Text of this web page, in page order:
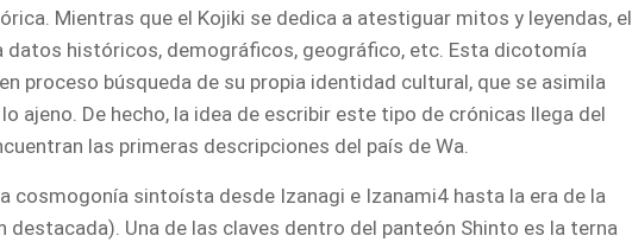
Mientras que el Kojiki se dedica a atestiguar mitos y leyendas, el
datos históricos, demográficos, geográfico, etc. Esta dicotomía
proceso búsqueda de su propia identidad cultural, que se asimila
ajeno. De hecho, la idea de escribir este tipo de crónicas llega del
las primeras descripciones del país de Wa.
cosmogonía sintoísta desde Izanagi e Izanami4 hasta la era de la
destacada). Una de las claves dentro del panteón Shinto es la terna